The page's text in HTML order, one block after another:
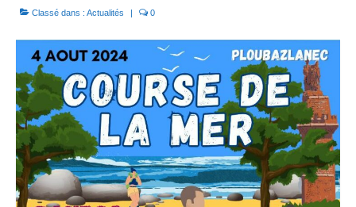
Nos missions
Partenaires
Ressources
Pédagothèque
Habitat inclusif
Contact
Classé dans : Actualités | 0